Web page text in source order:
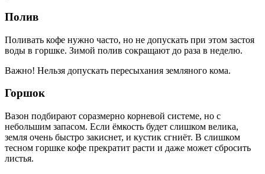
Полив
Поливать кофе нужно часто, но не допускать при этом застоя
воды в горшке. Зимой полив сокращают до раза в неделю.
Важно! Нельзя допускать пересыхания земляного кома.
Горшок
Вазон подбирают соразмерно корневой системе, но с
небольшим запасом. Если ёмкость будет слишком велика,
земля очень быстро закиснет, и кустик сгниёт. В слишком
тесном горшке кофе прекратит расти и даже может сбросить
листья.